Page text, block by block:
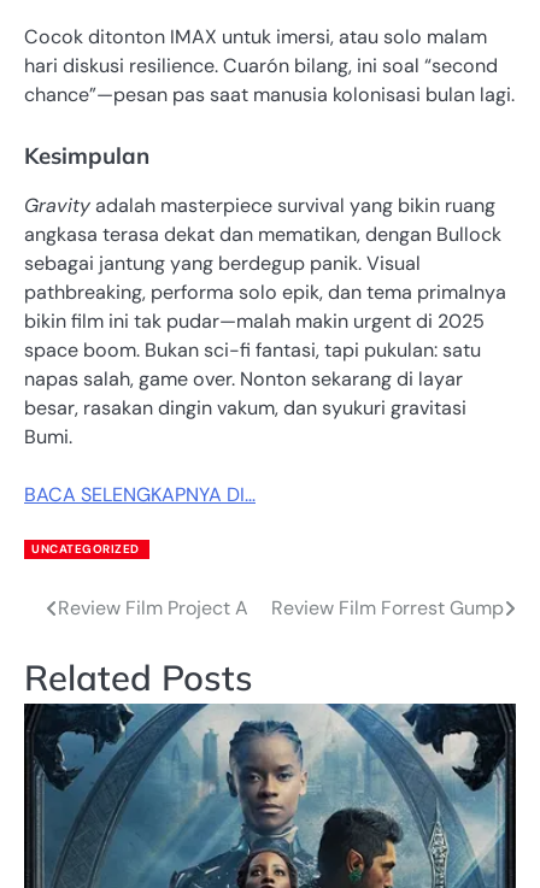
Cocok ditonton IMAX untuk imersi, atau solo malam
hari diskusi resilience. Cuarón bilang, ini soal “second
chance”—pesan pas saat manusia kolonisasi bulan lagi.
Kesimpulan
Gravityadalah masterpiece survival yang bikin ruang
angkasa terasa dekat dan mematikan, dengan Bullock
sebagai jantung yang berdegup panik. Visual
pathbreaking, performa solo epik, dan tema primalnya
bikin film ini tak pudar—malah makin urgent di 2025
space boom. Bukan sci-fi fantasi, tapi pukulan: satu
napas salah, game over. Nonton sekarang di layar
besar, rasakan dingin vakum, dan syukuri gravitasi
Bumi.
BACA SELENGKAPNYA DI…
UNCATEGORIZED
Post
navigation
Review Film Project A Review Film Forrest Gump
Related Posts